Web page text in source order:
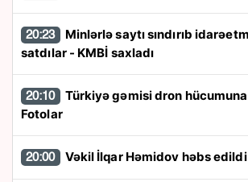
20:23
satdılar - KMBİ saxladı
20:10
Fotolar
20:00 Vəkil İlqar Həmidov həbs edildi